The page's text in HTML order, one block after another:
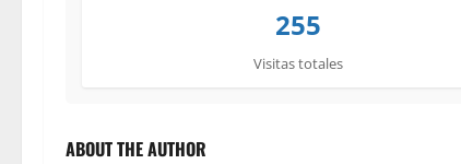
255
Visitas totales
ABOUT THE AUTHOR